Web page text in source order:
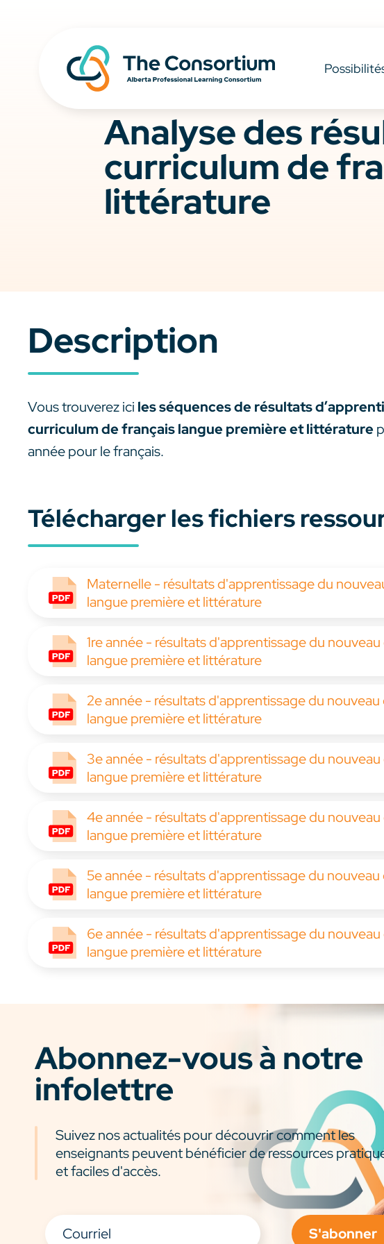
Analyse des
curriculum de
littérature
Description
Vous trouverez ici les séquences de résultats
curriculum de français langue première et littérature
année pour le français.
Télécharger les fichiers
Maternelle - résultats d'apprentissage du
langue première et littérature
1re année - résultats d'apprentissage du
langue première et littérature
2e année - résultats d'apprentissage du
langue première et littérature
3e année - résultats d'apprentissage du
langue première et littérature
4e année - résultats d'apprentissage du
langue première et littérature
5e année - résultats d'apprentissage du
langue première et littérature
6e année - résultats d'apprentissage du
langue première et littérature
Abonnez-vous à notre
infolettre
Suivez nos actualités pour découvrir comment les
enseignants peuvent bénéficier de ressources
et faciles d'accès.
S'abonner